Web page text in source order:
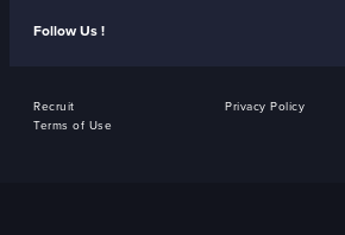
Follow Us !
Recruit
Privacy Policy
Terms of Use